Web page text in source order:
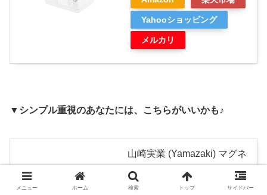
Yahooショッピング
メルカリ
▼シンプル重視のあなたには、こちらがいいかも♪
山崎実業 (Yamazaki) マグネ
ット キッチンペーパーホル
ダー ホワイト 約
メニュー ホーム 検索 トップ サイドバー